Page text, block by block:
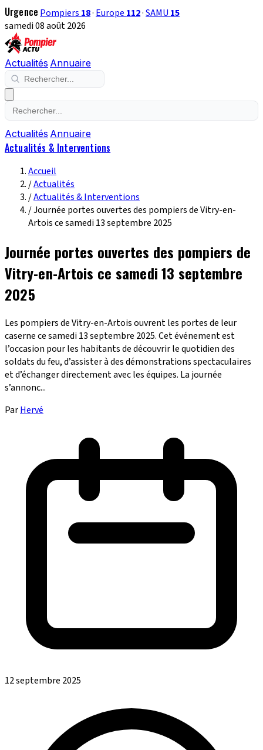
Urgence Pompiers 18· Europe 112·SAMU 15
samedi 08 août 2026
Actualités Annuaire
Actualités Annuaire
Actualités & Interventions
Accueil
/Actualités
/Actualités & Interventions
/Journée portes ouvertes des pompiers de Vitry-en-
Artois ce samedi 13 septembre 2025
Journée portes ouvertes des pompiers de
Vitry-en-Artois ce samedi 13 septembre
2025
Les pompiers de Vitry-en-Artois ouvrent les portes de leur
caserne ce samedi 13 septembre 2025. Cet événement est
l’occasion pour les habitants de découvrir le quotidien des
soldats du feu, d’assister à des démonstrations spectaculaires
et d’échanger directement avec les équipes. La journée
s’annonc...
ParHervé
12 septembre 2025